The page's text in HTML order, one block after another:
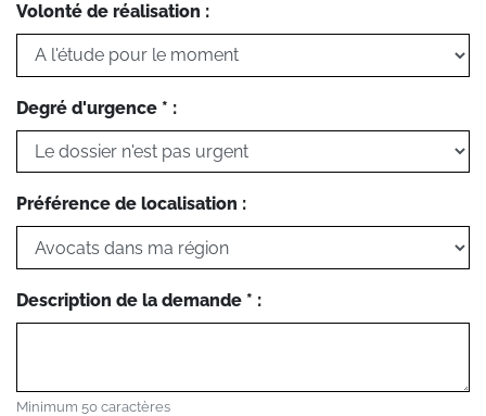
Volonté de réalisation :
Degré d'urgence * :
Préférence de localisation :
Description de la demande * :
Minimum 50 caractères